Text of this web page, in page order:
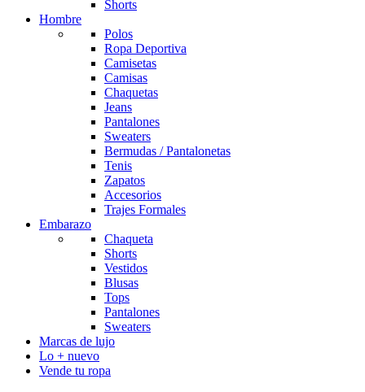
Shorts
Hombre
Polos
Ropa Deportiva
Camisetas
Camisas
Chaquetas
Jeans
Pantalones
Sweaters
Bermudas / Pantalonetas
Tenis
Zapatos
Accesorios
Trajes Formales
Embarazo
Chaqueta
Shorts
Vestidos
Blusas
Tops
Pantalones
Sweaters
Marcas de lujo
Lo + nuevo
Vende tu ropa